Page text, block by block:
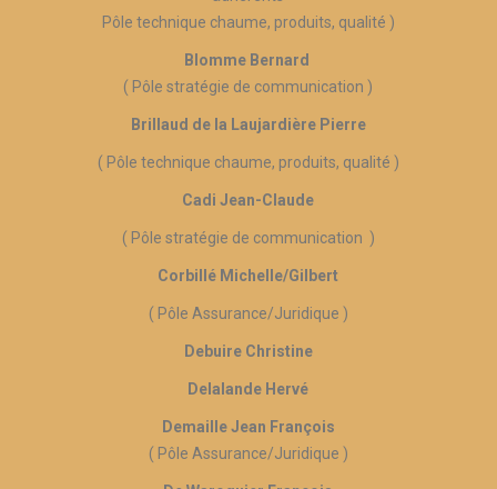
Pôle technique chaume, produits, qualité )
Blomme Bernard
( Pôle stratégie de communication )
Brillaud de la Laujardière Pierre
( Pôle technique chaume, produits, qualité )
Cadi Jean-Claude
( Pôle stratégie de communication )
Corbillé Michelle/Gilbert
( Pôle Assurance/Juridique )
Debuire Christine
Delalande Hervé
Demaille Jean François
( Pôle Assurance/Juridique )